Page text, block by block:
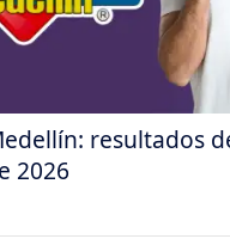
resultados
2026